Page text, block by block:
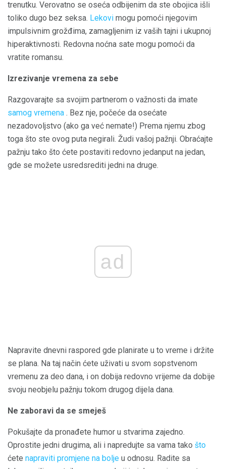
trenutku. Verovatno se oseća odbijenim da ste obojica išli
toliko dugo bez seksa. Lekovi mogu pomoći njegovim
impulsivnim grožđima, zamagljenim iz vaših tajni i ukupnoj
hiperaktivnosti. Redovna noćna sate mogu pomoći da
vratite romansu.
Izrezivanje vremena za sebe
Razgovarajte sa svojim partnerom o važnosti da imate
samog vremena . Bez nje, počeće da osećate
nezadovoljstvo (ako ga već nemate!) Prema njemu zbog
toga što ste ovog puta negirali. Žudi vašoj pažnji. Obraćajte
pažnju tako što ćete postaviti redovno jedanput na jedan,
gde se možete usredsrediti jedni na druge.
ad
Napravite dnevni raspored gde planirate u to vreme i držite
se plana. Na taj način ćete uživati ​​u svom sopstvenom
vremenu za deo dana, i on dobija redovno vrijeme da dobije
svoju neobjelu pažnju tokom drugog dijela dana.
Ne zaboravi da se smeješ
Pokušajte da pronađete humor u stvarima zajedno.
Oprostite jedni drugima, ali i napredujte sa vama tako što
ćete napraviti promjene na bolje u odnosu. Radite sa